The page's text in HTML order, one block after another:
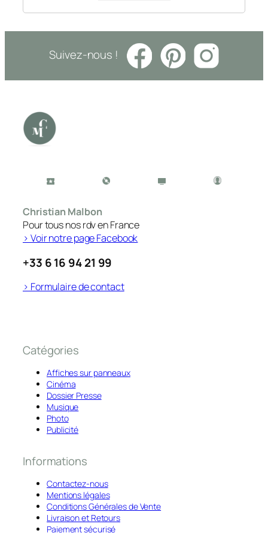
Suivez-nous !
Christian Malbon
Pour tous nos rdv en France
> Voir notre page Facebook
+33 6 16 94 21 99
> Formulaire de contact
Catégories
Affiches sur panneaux
Cinéma
Dossier Presse
Musique
Photo
Publicité
Informations
Contactez-nous
Mentions légales
Conditions Générales de Vente
Livraison et Retours
Paiement sécurisé